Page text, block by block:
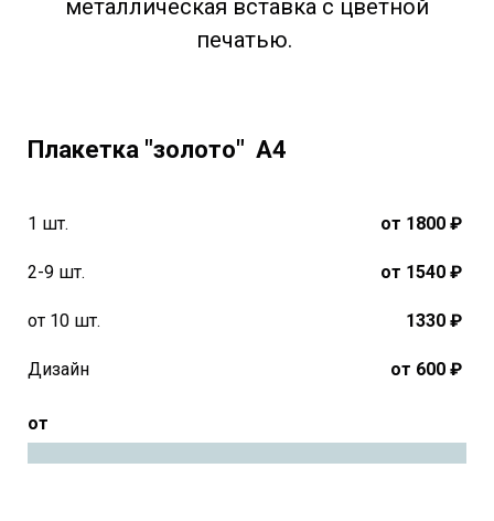
металлическая вставка с цветной
печатью.
Плакетка "золото" А4
1 шт. от 1800 ₽
2-9 шт. от 1540 ₽
от 10 шт. 1330 ₽
Дизайн от 600 ₽
от